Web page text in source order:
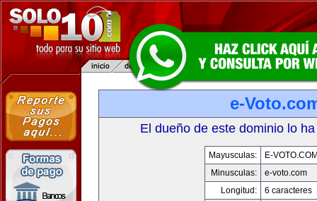
e-
El dueño de este dominio lo
Mayusculas:
E-
Minusculas:
e-voto.com
Longitud:
6 caracteres